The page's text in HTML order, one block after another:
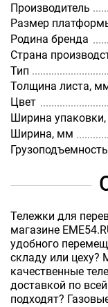
Производитель
Размер
Родина бренда
Страна
Тип
Толщина листа,
Цвет
Ширина
Ширина, мм
Тележки для
магазине
удобного
складу или цеху?
качественные
доставкой по
подходят?